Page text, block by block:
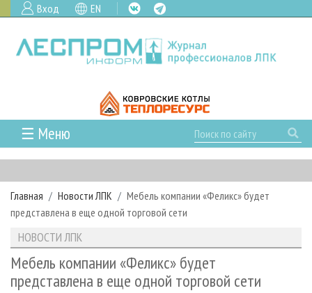
Вход EN
☰ Меню
ГЛАВНАЯ
РУБРИКИ И ТЕМЫ
РУБРИКИ ЖУРНАЛА
ЛЕСОЗАГОТОВКА
ЛЕСОПИЛЕНИЕ
НОВОСТИ
НОВОСТИ ЛПК
НОВОСТИ ЖУРНАЛА
ПРОЕКТЫ ЛПИ
АНАЛИТИКА
ПРЕДПРИЯТИЯ ЛПК
АРХИВ
АРХИВ ЖУРНАЛОВ
О ЖУРНАЛЕ
Главная Новости ЛПК
Мебель компании «Феликс» будет
представлена в еще одной торговой сети
НОВОСТИ ЛПК
Мебель компании «Феликс» будет
представлена в еще одной торговой сети